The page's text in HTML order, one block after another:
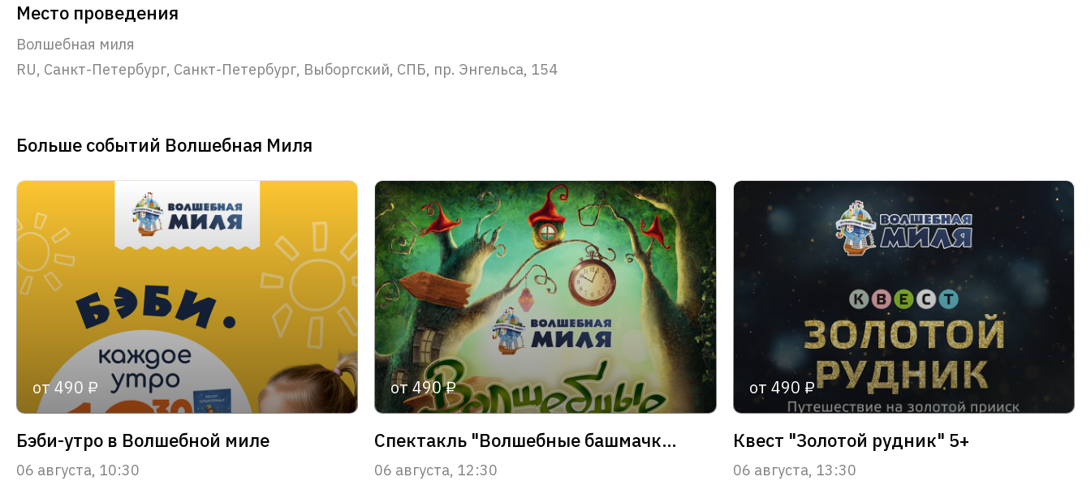
Место проведения
Волшебная миля
RU, Санкт-Петербург, Санкт-Петербург, Выборгский, СПБ, пр. Энгельса, 154
Больше событий Волшебная Миля
от 490 ₽
Бэби-утро в Волшебной миле
06 августа, 10:30
от 490 ₽
Спектакль "Волшебные башмачки" 1+
06 августа, 12:30
от 490 ₽
Квест "Золотой рудник" 5+
06 августа, 13:30